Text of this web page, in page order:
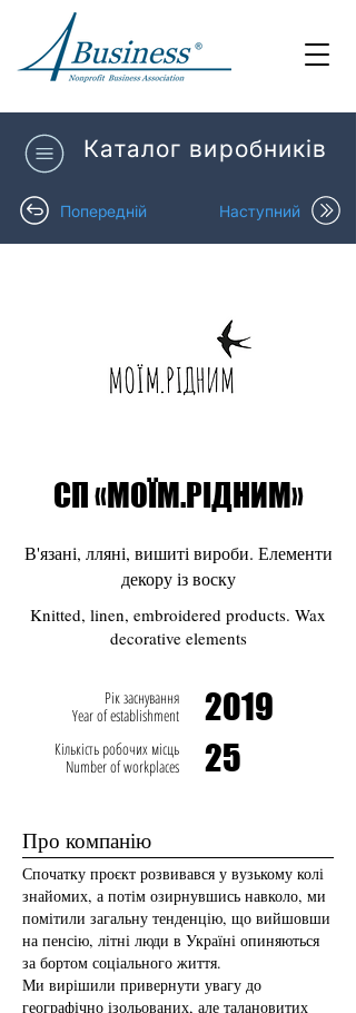
Каталог виробників
Попередній Наступний
СП «МОЇМ.РІДНИМ»
В'язані, лляні, вишиті вироби. Елементи
декору із воску
Knitted, linen, embroidered products. Wax
decorative elements
Рік заснування
Year of establishment
Кількість робочих місць
Number of workplaces
2019
25
Про компанію
Спочатку проєкт розвивався у вузькому колі
знайомих, а потім озирнувшись навколо, ми
помітили загальну тенденцію, що вийшовши
на пенсію, літні люди в Україні опиняються
за бортом соціального життя.
Ми вирішили привернути увагу до
географічно ізольованих, але талановитих